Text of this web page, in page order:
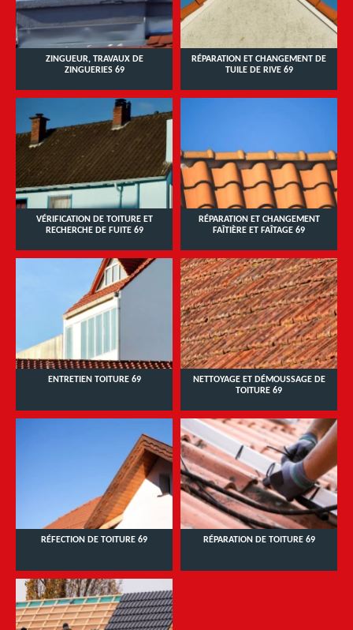
ZINGUEUR, TRAVAUX DE
ZINGUERIES 69
RÉPARATION ET CHANGEMENT DE
TUILE DE RIVE 69
VÉRIFICATION DE TOITURE ET
RECHERCHE DE FUITE 69
RÉPARATION ET CHANGEMENT
FAÎTIÈRE ET FAÎTAGE 69
ENTRETIEN TOITURE 69
NETTOYAGE ET DÉMOUSSAGE DE
TOITURE 69
RÉFECTION DE TOITURE 69 RÉPARATION DE TOITURE 69